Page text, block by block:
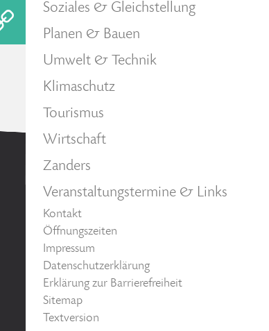
Soziales & Gleichstellung
Planen & Bauen
Umwelt & Technik
Klimaschutz
Tourismus
Wirtschaft
Zanders
Veranstaltungstermine & Links
Kontakt
Öffnungszeiten
Impressum
Datenschutzerklärung
Erklärung zur Barrierefreiheit
Sitemap
Textversion